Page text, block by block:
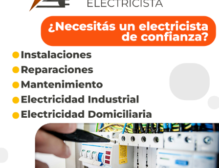
Tradición vigente
Durante el mes de agosto un sector importante
del movimiento indígena del Cono Sur realiza
las ofrendas a la Pacha, una de las ceremonias
más relevantes para diversos pueblos
originarios como kollas, quechuas, aymaras y
diaguitas, entre otras nacionalidades
preexistentes al Estado Nacional.
En el área metropolitana de Buenos Aires esta
festividad tiene una destacada presencia y es